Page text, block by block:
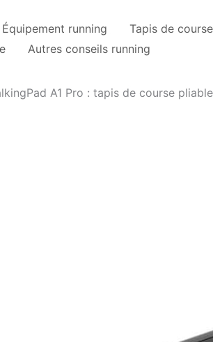
Équipement running Tapis de course
Autres conseils running
A1 Pro : tapis de course